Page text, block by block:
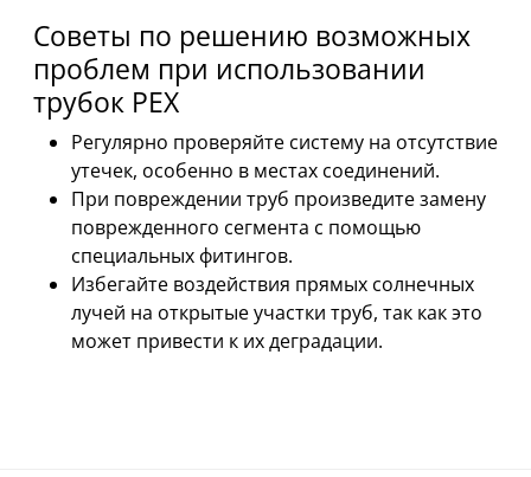
Советы по решению возможных
проблем при использовании
трубок PEX
Регулярно проверяйте систему на отсутствие
утечек, особенно в местах соединений.
При повреждении труб произведите замену
поврежденного сегмента с помощью
специальных фитингов.
Избегайте воздействия прямых солнечных
лучей на открытые участки труб, так как это
может привести к их деградации.